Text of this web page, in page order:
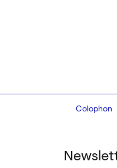
Colophon
Design: